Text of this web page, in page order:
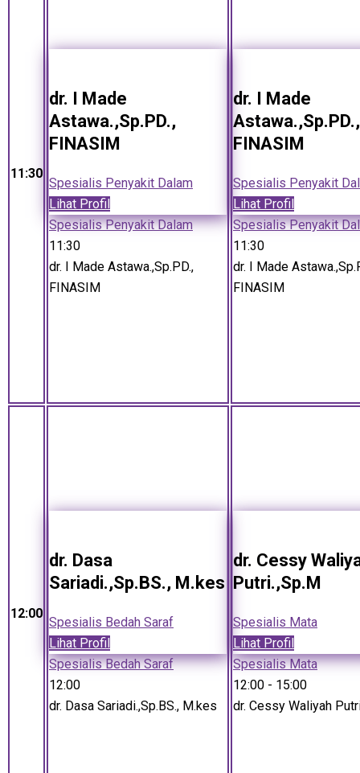
11:30
dr. I Made
Astawa.,Sp.PD.,
FINASIM
Spesialis Penyakit Dalam
Lihat Profil
Spesialis Penyakit Dalam
11:30
dr. I Made Astawa.,Sp.PD.,
FINASIM
dr. I Made
Astawa.,Sp.PD.,
FINASIM
Spesialis Penyakit
Lihat Profil
Spesialis Penyakit
11:30
dr. I Made
FINASIM
12:00
dr. Dasa
Sariadi.,Sp.BS., M.kes
Spesialis Bedah Saraf
Lihat Profil
Spesialis Bedah Saraf
12:00
dr. Dasa Sariadi.,Sp.BS., M.kes
dr. Cessy
Putri.,Sp.M
Spesialis Mata
Lihat Profil
Spesialis Mata
12:00 - 15:00
dr. Cessy Waliyah